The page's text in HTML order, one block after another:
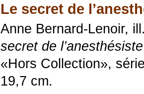
Le secret de
Anne Bernard-Lenoir,
secret de l’anesthésiste
«Hors Collection»,
19,7 cm.